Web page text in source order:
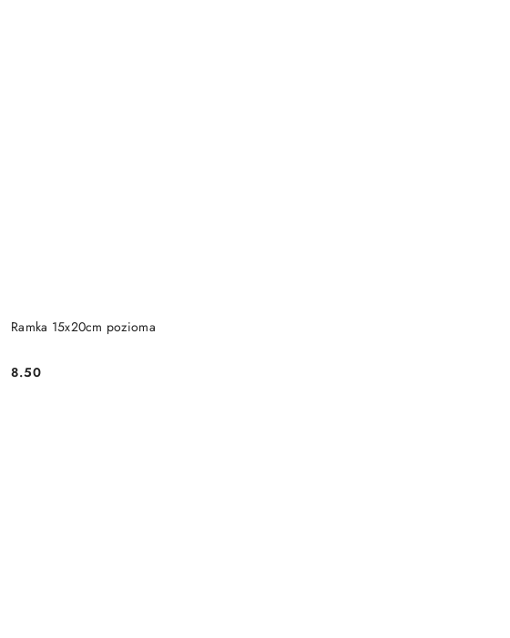
Ramka 15x20cm pozioma
Cena:
8.50